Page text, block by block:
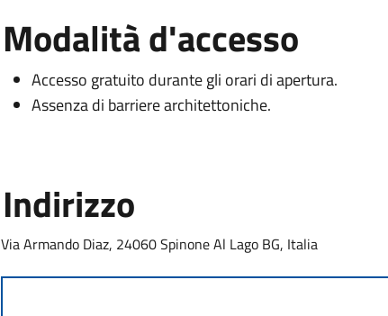
Modalità d'accesso
Accesso gratuito durante gli orari di apertura.
Assenza di barriere architettoniche.
Indirizzo
Via Armando Diaz, 24060 Spinone Al Lago BG, Italia